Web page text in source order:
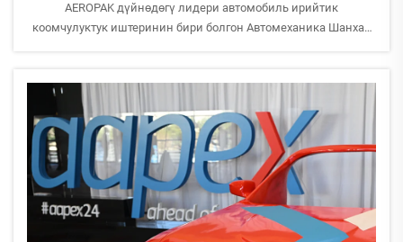
AEROPAK дүйнөдөгү лидери автомобиль ирийтик
коомчулуктук иштеринин бири болгон Автомеханика Шанхай
чара-тадбирлерин таанышыңыз! Көргөзмө: Автомеханика
Шан...